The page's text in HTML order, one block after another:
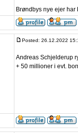
Brøndbys nye ejer
Posted: 26.12.2022
Andreas Schjelderup
+ 50 millioner i evt.